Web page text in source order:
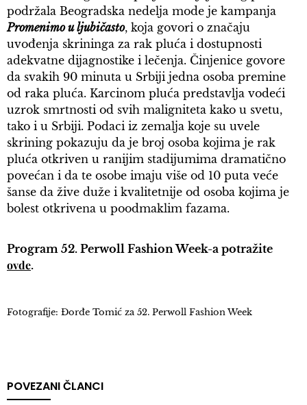
podržala Beogradska nedelja mode je kampanja
Promenimo u ljubičasto, koja govori o značaju
uvođenja skrininga za rak pluća i dostupnosti
adekvatne dijagnostike i lečenja. Činjenice govore
da svakih 90 minuta u Srbiji jedna osoba premine
od raka pluća. Karcinom pluća predstavlja vodeći
uzrok smrtnosti od svih maligniteta kako u svetu,
tako i u Srbiji. Podaci iz zemalja koje su uvele
skrining pokazuju da je broj osoba kojima je rak
pluća otkriven u ranijim stadijumima dramatično
povećan i da te osobe imaju više od 10 puta veće
šanse da žive duže i kvalitetnije od osoba kojima je
bolest otkrivena u poodmaklim fazama.
Program 52. Perwoll Fashion Week-a potražite
ovde.
Fotografije: Đorđe Tomić za 52. Perwoll Fashion Week
POVEZANI ČLANCI